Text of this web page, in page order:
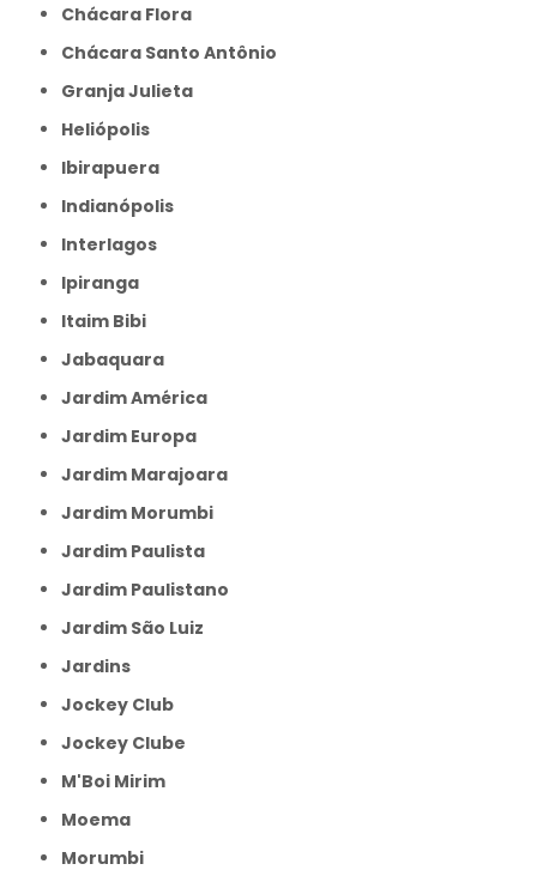
Chácara Flora
Chácara Santo Antônio
Granja Julieta
Heliópolis
Ibirapuera
Indianópolis
Interlagos
Ipiranga
Itaim Bibi
Jabaquara
Jardim América
Jardim Europa
Jardim Marajoara
Jardim Morumbi
Jardim Paulista
Jardim Paulistano
Jardim São Luiz
Jardins
Jockey Club
Jockey Clube
M'Boi Mirim
Moema
Morumbi